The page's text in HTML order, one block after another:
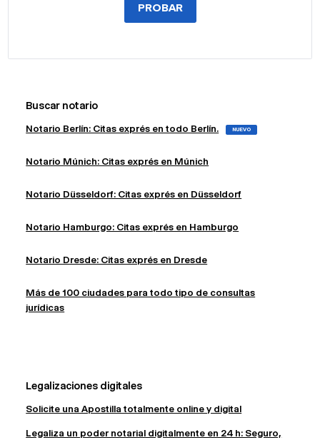
PROBAR
Buscar notario
Notario Berlín: Citas exprés en todo Berlín. NUEVO
Notario Múnich: Citas exprés en Múnich
Notario Düsseldorf: Citas exprés en Düsseldorf
Notario Hamburgo: Citas exprés en Hamburgo
Notario Dresde: Citas exprés en Dresde
Más de 100 ciudades para todo tipo de consultas
jurídicas
Legalizaciones digitales
Solicite una Apostilla totalmente online y digital
Legaliza un poder notarial digitalmente en 24 h: Seguro,